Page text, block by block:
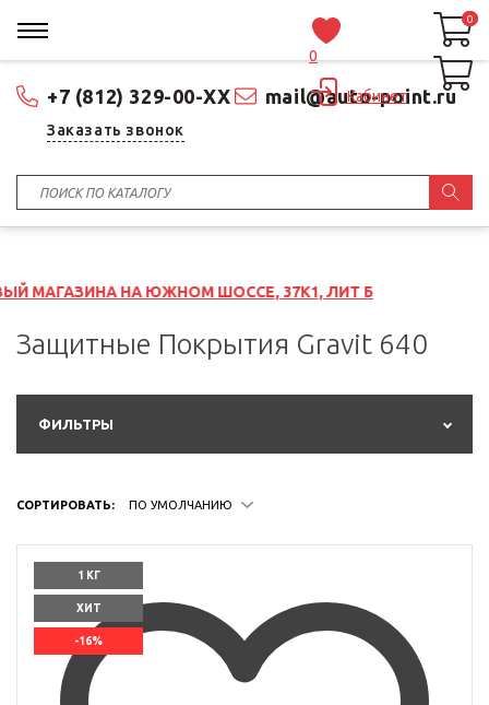
+7 (812) 329-00-XX mail@auto-point.ru
Заказать звонок
0
Кабинет
0
0
НА ЮЖНОМ ШОССЕ, 37К1, ЛИТ Б
Защитные Покрытия Gravit 640
ФИЛЬТРЫ
СОРТИРОВАТЬ: ПО УМОЛЧАНИЮ
1 КГ
ХИТ
-16%